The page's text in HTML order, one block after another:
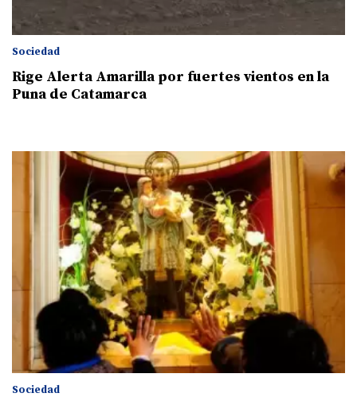
Sociedad
Rige Alerta Amarilla por fuertes vientos en la
Puna de Catamarca
Sociedad